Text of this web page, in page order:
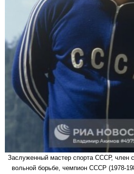
Заслуженный мастер спорта СССР, член
вольной борьбе, чемпион СССР (1978-